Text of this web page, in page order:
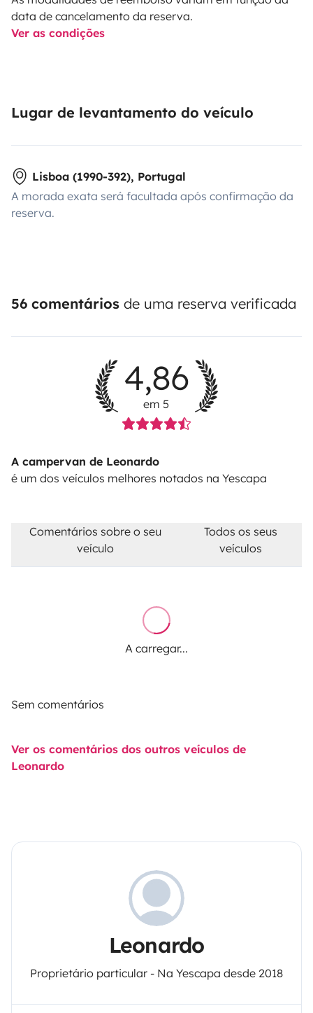
data de cancelamento da reserva.
Ver as condições
Lugar de levantamento do veículo
Lisboa (1990-392), Portugal
A morada exata será facultada após confirmação da
reserva.
56 comentários de uma reserva verificada
4,86
em 5
A campervan de Leonardo
é um dos veículos melhores notados na Yescapa
Comentários sobre o seu
veículo
Todos os seus
veículos
A carregar...
Sem comentários
Ver os comentários dos outros veículos de
Leonardo
Leonardo
Proprietário particular - Na Yescapa desde 2018